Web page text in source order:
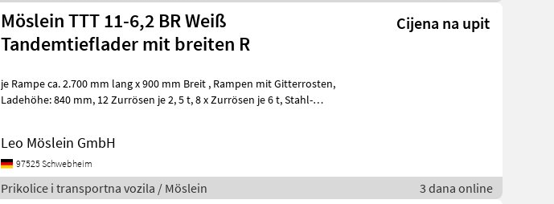
Möslein TTT 11-6,2 BR Weiß
Tandemtieflader mit breiten R
Cijena na upit
je Rampe ca. 2.700 mm lang x 900 mm Breit , Rampen mit Gitterrosten,
Ladehöhe: 840 mm, 12 Zurrösen je 2, 5 t, 8 x Zurrösen je 6 t, Stahl-
Leo Möslein GmbH
97525 Schwebheim
Prikolice i transportna vozila / Möslein 3 dana online